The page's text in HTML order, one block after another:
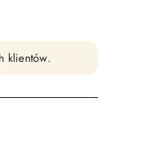
klientów.